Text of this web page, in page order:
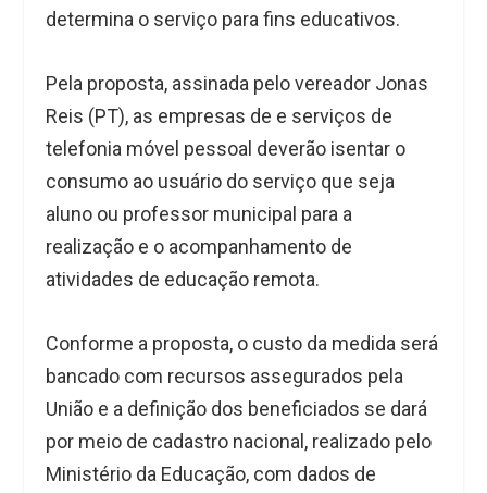
determina o serviço para fins educativos.
Pela proposta, assinada pelo vereador Jonas
Reis (PT), as empresas de e serviços de
telefonia móvel pessoal deverão isentar o
consumo ao usuário do serviço que seja
aluno ou professor municipal para a
realização e o acompanhamento de
atividades de educação remota.
Conforme a proposta, o custo da medida será
bancado com recursos assegurados pela
União e a definição dos beneficiados se dará
por meio de cadastro nacional, realizado pelo
Ministério da Educação, com dados de